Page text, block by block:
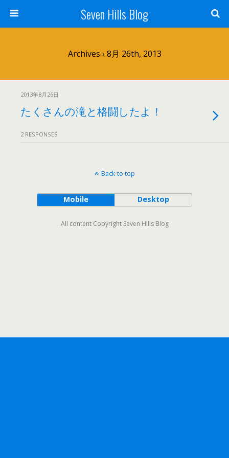
Seven Hills Blog
Archives › 8月 26th, 2013
2013年8月26日
たくさんの滝と格闘したよ！
2 RESPONSES
Back to top
Mobile Desktop
All content Copyright Seven Hills Blog